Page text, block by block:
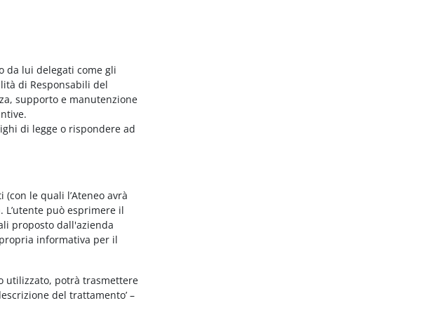
da lui delegati come gli
di Responsabili del
supporto e manutenzione
di legge o rispondere ad
le quali l’Ateneo avrà
può esprimere il
proposto dall'azienda
informativa per il
utilizzato, potrà trasmettere
del trattamento’ –